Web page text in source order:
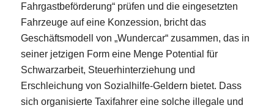
Fahrgastbeförderung“ prüfen und die eingesetzten
Fahrzeuge auf eine Konzession, bricht das
Geschäftsmodell von „Wundercar“ zusammen, das in
seiner jetzigen Form eine Menge Potential für
Schwarzarbeit, Steuerhinterziehung und
Erschleichung von Sozialhilfe-Geldern bietet. Dass
sich organisierte Taxifahrer eine solche illegale und